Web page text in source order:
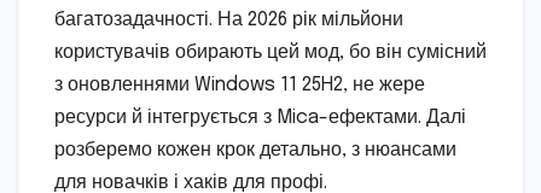
багатозадачності. На 2026 рік мільйони
користувачів обирають цей мод, бо він сумісний
з оновленнями Windows 11 25H2, не жере
ресурси й інтегрується з Mica-ефектами. Далі
розберемо кожен крок детально, з нюансами
для новачків і хаків для профі.